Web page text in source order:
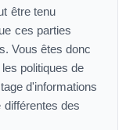
être tenu
ces parties
Vous êtes donc
politiques de
d'informations
des